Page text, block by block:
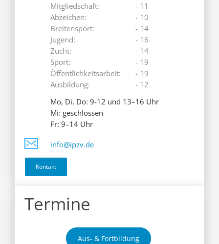
Mitgliedschaft:
Abzeichen:
Breitensport:
Jugend:
Zucht:
Sport:
Öffentlichkeitsarbeit:
Ausbildung:
- 11
- 10
- 14
- 16
- 14
- 19
- 19
- 12
Mo, Di, Do: 9-12 und 13–16 Uhr
Mi: geschlossen
Fr: 9–14 Uhr
info@ipzv.de
Kontakt
Termine
Aus- & Fortbildung